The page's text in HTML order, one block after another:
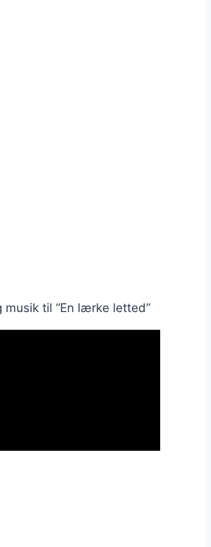
musik til “En lærke letted”